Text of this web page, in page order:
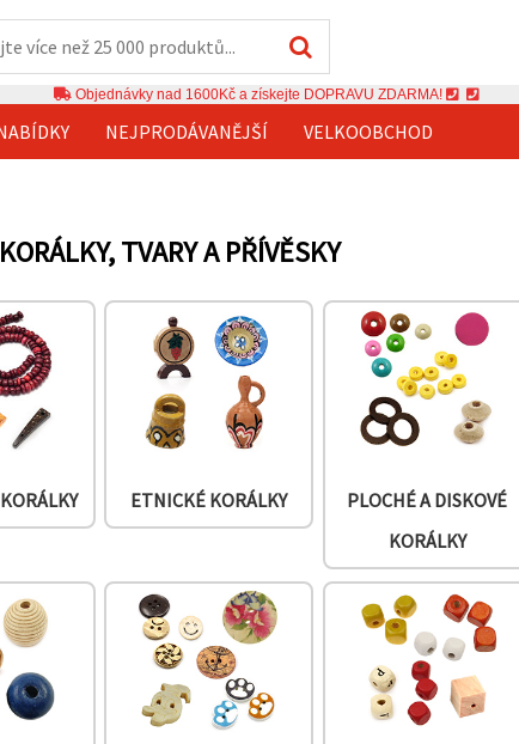
Objednávky nad 1600Kč a získejte DOPRAVU ZDARMA!
NEJPRODÁVANĚJŠÍ VELKOOBCHOD
TVARY A PŘÍVĚSKY
ETNICKÉ KORÁLKY
PLOCHÉ A DISKOVÉ
KORÁLKY